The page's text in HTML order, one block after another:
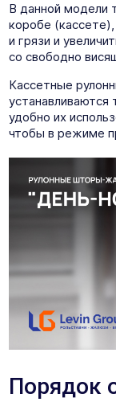
В данной модели
коробе
и грязи и
со свободно
Кассетные
устанавливаются
удобно их
чтобы в режиме
Порядок